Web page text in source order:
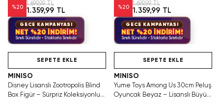
%20
1.699,99 TL
1.359,99 TL
GECE KAMPANYASI
NET %20 İNDİRİM!
Sınırlı Sürelidir • Stoklarla Sınırlıdır
%20
1.699,99 TL
1.359,99 TL
GECE KAMPANYASI
NET %20 İNDİRİM!
Sınırlı Sürelidir • Stoklarla Sınırlıdır
SEPETE EKLE
MINISO
Disney Lisanslı Zootropolis Blind
Box Figür – Sürpriz Koleksiyonluk
SEPETE EKLE
MINISO
Yume Toys Among Us 30cm Peluş
Oyuncak Beyaz – Lisanslı Büyük